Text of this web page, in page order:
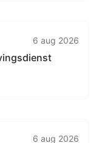
6 aug 2026
6 aug 2026